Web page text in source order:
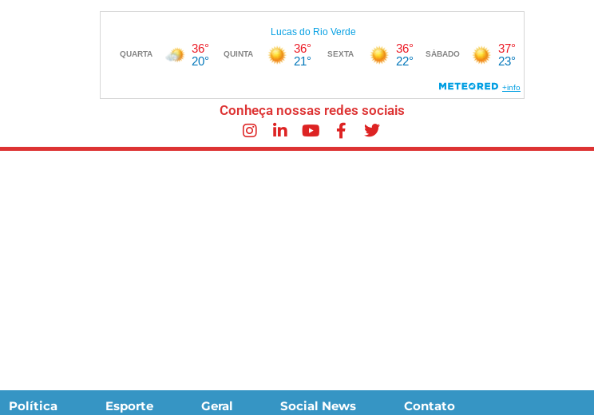
Conheça nossas redes sociais
Política Esporte Geral Social News Contato